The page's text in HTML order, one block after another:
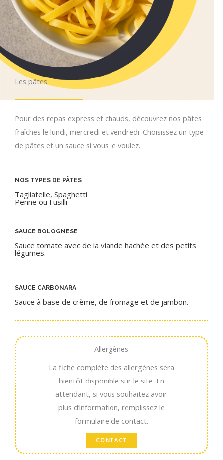
Les pâtes
Pour des repas express et chauds, découvrez nos pâtes
fraîches le lundi, mercredi et vendredi. Choisissez un type
de pâtes et un sauce si vous le voulez.
NOS TYPES DE PÂTES
Tagliatelle, Spaghetti
Penne ou Fusilli
SAUCE BOLOGNESE
Sauce tomate avec de la viande hachée et des petits
légumes.
SAUCE CARBONARA​
Sauce à base de crème, de fromage et de jambon.
Allergènes
La fiche complète des allergènes sera
bientôt disponible sur le site. En
attendant, si vous souhaitez avoir
plus d’information, remplissez le
formulaire de contact.
CONTACT